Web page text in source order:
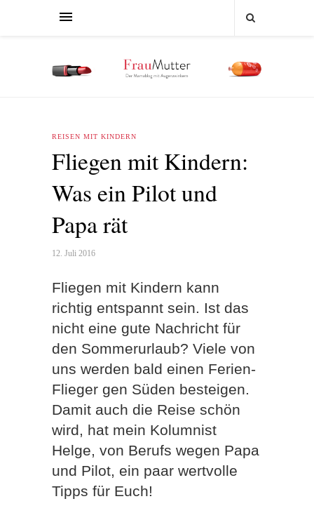
REISEN MIT KINDERN
Fliegen mit Kindern:
Was ein Pilot und
Papa rät
12. Juli 2016
Fliegen mit Kindern kann
richtig entspannt sein. Ist das
nicht eine gute Nachricht für
den Sommerurlaub? Viele von
uns werden bald einen Ferien-
Flieger gen Süden besteigen.
Damit auch die Reise schön
wird, hat mein Kolumnist
Helge, von Berufs wegen Papa
und Pilot, ein paar wertvolle
Tipps für Euch!